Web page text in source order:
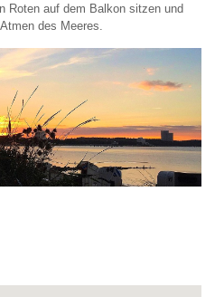
Roten auf dem Balkon sitzen und
des Meeres.